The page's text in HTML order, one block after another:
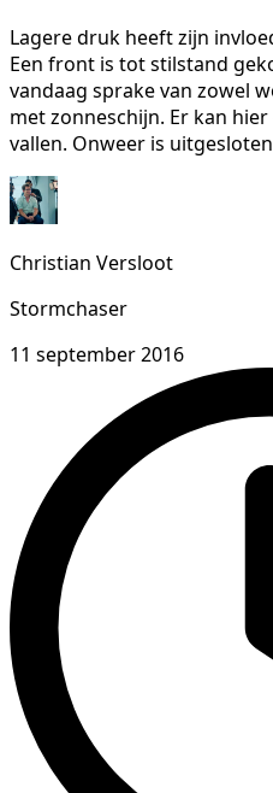
Lagere druk heeft zijn
Een front is tot stilstand
vandaag sprake van zowel
met zonneschijn. Er kan
vallen. Onweer is
Christian Versloot
Stormchaser
11 september 2016